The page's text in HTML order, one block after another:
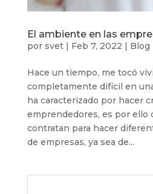
El ambiente en las
por svet| Feb 7, 2022 | Blog
Hace un tiempo, me tocó
completamente difícil en
ha caracterizado por hacer
emprendedores, es por ello
contratan para hacer
de empresas, ya sea de...